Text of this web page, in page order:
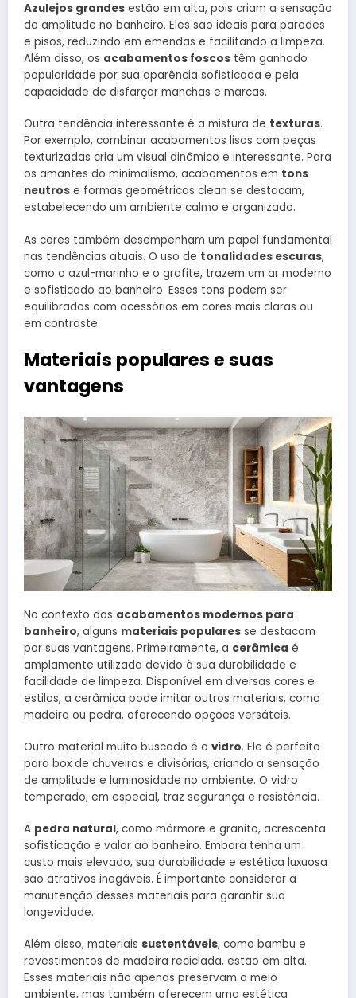
Azulejos grandes estão em alta, pois criam a sensação
de amplitude no banheiro. Eles são ideais para paredes
e pisos, reduzindo em emendas e facilitando a limpeza.
Além disso, os acabamentos foscos têm ganhado
popularidade por sua aparência sofisticada e pela
capacidade de disfarçar manchas e marcas.
Outra tendência interessante é a mistura de texturas.
Por exemplo, combinar acabamentos lisos com peças
texturizadas cria um visual dinâmico e interessante. Para
os amantes do minimalismo, acabamentos em tons
neutros e formas geométricas clean se destacam,
estabelecendo um ambiente calmo e organizado.
As cores também desempenham um papel fundamental
nas tendências atuais. O uso de tonalidades escuras,
como o azul-marinho e o grafite, trazem um ar moderno
e sofisticado ao banheiro. Esses tons podem ser
equilibrados com acessórios em cores mais claras ou
em contraste.
Materiais populares e suas
vantagens
No contexto dos acabamentos modernos para
banheiro, alguns materiais populares se destacam
por suas vantagens. Primeiramente, a cerâmica é
amplamente utilizada devido à sua durabilidade e
facilidade de limpeza. Disponível em diversas cores e
estilos, a cerâmica pode imitar outros materiais, como
madeira ou pedra, oferecendo opções versáteis.
Outro material muito buscado é o vidro. Ele é perfeito
para box de chuveiros e divisórias, criando a sensação
de amplitude e luminosidade no ambiente. O vidro
temperado, em especial, traz segurança e resistência.
A pedra natural, como mármore e granito, acrescenta
sofisticação e valor ao banheiro. Embora tenha um
custo mais elevado, sua durabilidade e estética luxuosa
são atrativos inegáveis. É importante considerar a
manutenção desses materiais para garantir sua
longevidade.
Além disso, materiais sustentáveis, como bambu e
revestimentos de madeira reciclada, estão em alta.
Esses materiais não apenas preservam o meio
ambiente, mas também oferecem uma estética